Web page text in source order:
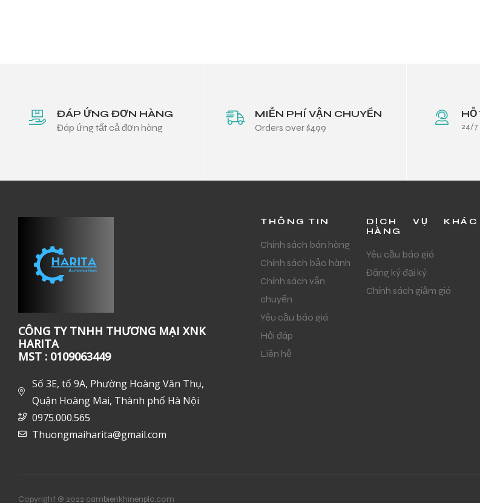
ĐÁP ỨNG ĐƠN HÀNG
Đáp ứng tất cả đơn hàng
MIỄN PHÍ VẬN CHUYỂN
Orders over $499
24/7
CÔNG TY TNHH THƯƠNG MẠI XNK
HARITA
MST : 0109063449
Số 3E, tổ 9A, Phường Hoàng Văn Thụ,
Quận Hoàng Mai, Thành phố Hà Nội
0975.000.565
Thuongmaiharita@gmail.com
THÔNG TIN
Chính sách bán hàng
Chính sách bảo hành
Chính sách vận
chuyển
Yêu cầu báo giá
Hỏi đáp
Liên hệ
DỊCH VỤ KHÁC
HÀNG
Yêu cầu báo giá
Đăng ký đại ký
Chính sách giảm giá
Copyright © 2022 cambienkhinenplc.com